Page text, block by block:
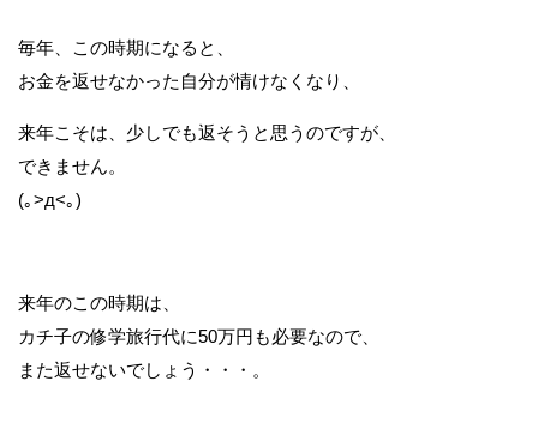
毎年、この時期になると、
お金を返せなかった自分が情けなくなり、
来年こそは、少しでも返そうと思うのですが、
できません。
(｡>д<｡)
来年のこの時期は、
カチ子の修学旅行代に50万円も必要なので、
また返せないでしょう・・・。